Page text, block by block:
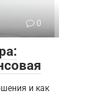
0
и как